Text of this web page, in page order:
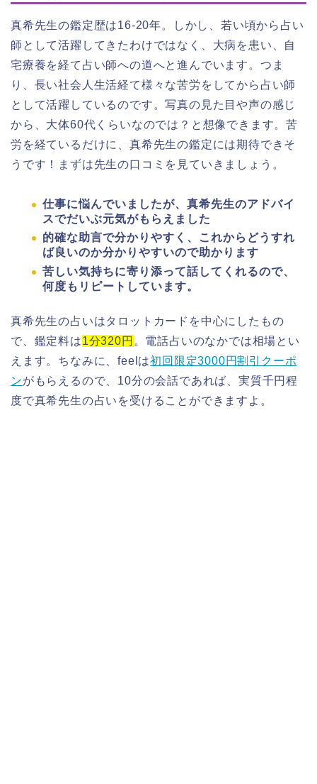
真希先生の鑑定歴は16-20年。しかし、若い頃から占い
師として活躍してきたわけではなく、大病を患い、自
宅療養を経て占い師への道へと進んでいます。つま
り、長い社会人生活経て様々な苦労をしてから占い師
として活躍しているのです。写真の見た目や声の感じ
から、大体60代くらいなのでは？と想像できます。苦
労を経ているだけに、真希先生の鑑定には期待できそ
うです！まずは先生の口コミを見ていきましょう。
仕事に悩んでいましたが、真希先生のアドバイ
スでだいぶ元気がもらえました
的確な助言で分かりやすく、これからどうすれ
ば良いのか分かりやすいので助かります
苦しい気持ちに寄り添って話してくれるので、
何度もリピートしています。
真希先生の占いはタロットカードを中心にしたもの
で、鑑定料は1分320円 。電話占いのなかでは相場とい
えます。ちなみに、feelは初回限定3000円割引クーポ
ンがもらえるので、10分の会話であれば、実質千円程
度で真希先生の占いを受けることができますよ。